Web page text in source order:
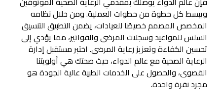
ويبسط كل خطوة من خطوات العملية. ومن خلال نظامه
المخصص المصمم خصيصًا للعيادات، يضمن التطبيق التنسيق
السلس للمواعيد وسجلات المرضى والفواتير، مما يؤدي إلى
تحسين الكفاءة وتعزيز رعاية المرضى. اختبر مستقبل إدارة
الرعاية الصحية مع عالم الدواء، حيث صحتك هي أولويتنا
القصوى، والحصول على الخدمات الطبية عالية الجودة هو
مجرد نقرة واحدة.